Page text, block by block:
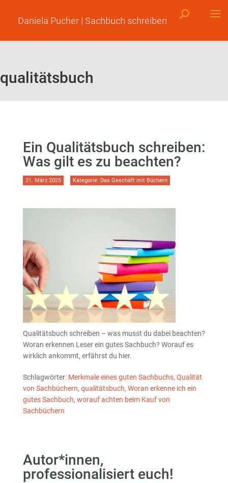
Daniela Pucher | Sachbuch schreiben
qualitätsbuch
Ein Qualitätsbuch schreiben:
Was gilt es zu beachten?
21. März 2025 Kategorie: Das Geschäft mit Büchern
Qualitätsbuch schreiben – was musst du dabei beachten?
Woran erkennen Leser ein gutes Sachbuch? Worauf es
wirklich ankommt, erfährst du hier.
Schlagwörter: Merkmale eines guten Sachbuchs, Qualität
von Sachbüchern, qualitätsbuch, Woran erkenne ich ein
gutes Sachbuch, worauf achten beim Kauf von
Sachbüchern
Autor*innen,
professionalisiert euch!